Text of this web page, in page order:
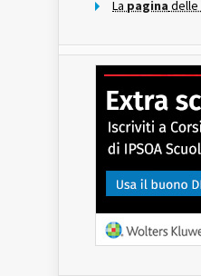
La pagina delle